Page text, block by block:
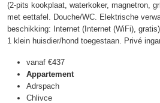
(2-pits kookplaat, waterkoker, magnetron,
met eettafel. Douche/WC. Elektrische
beschikking: Internet (Internet (WiFi),
1 klein huisdier/hond toegestaan. Privé
vanaf €437
Appartement
Adrspach
Chlivce